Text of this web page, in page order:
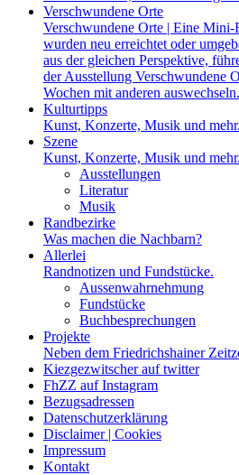
Verschwundene Orte
Verschwundene Orte | Eine Mini-
wurden neu erreichtet oder
aus der gleichen Perspektive,
der Ausstellung Verschwundene
Wochen mit anderen
Kulturtipps
Kunst, Konzerte, Musik und
Szene
Kunst, Konzerte, Musik und
Ausstellungen
Literatur
Musik
Randbezirke
Was machen die Nachbarn?
Allerlei
Randnotizen und Fundstücke.
Aussenwahrnehmung
Fundstücke
Buchbesprechungen
Projekte
Neben dem Friedrichshainer
Kiezgezwitscher auf twitter
FhZZ auf Instagram
Bezugsadressen
Datenschutzerklärung
Disclaimer | Cookies
Impressum
Kontakt